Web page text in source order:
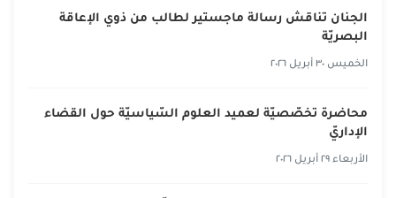
الجنان تناقش رسالة ماجستير لطالب من ذوي الإعاقة
البصريّة
الخميس ٣٠ أبريل ٢٠٢٦
محاضرة تخصّصيّة لعميد العلوم السّياسيّة حول القضاء
الإداريّ
الأربعاء ٢٩ أبريل ٢٠٢٦